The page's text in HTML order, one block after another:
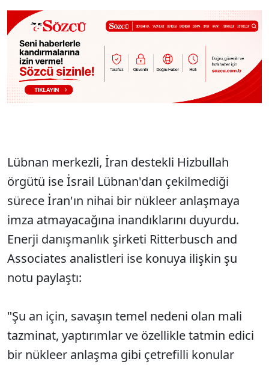
Lübnan merkezli, İran destekli Hizbullah
örgütü ise İsrail Lübnan'dan çekilmediği
sürece İran'ın nihai bir nükleer anlaşmaya
imza atmayacağına inandıklarını duyurdu.
Enerji danışmanlık şirketi Ritterbusch and
Associates analistleri ise konuya ilişkin şu
notu paylaştı:
"Şu an için, savaşın temel nedeni olan mali
tazminat, yaptırımlar ve özellikle tatmin edici
bir nükleer anlaşma gibi çetrefilli konular